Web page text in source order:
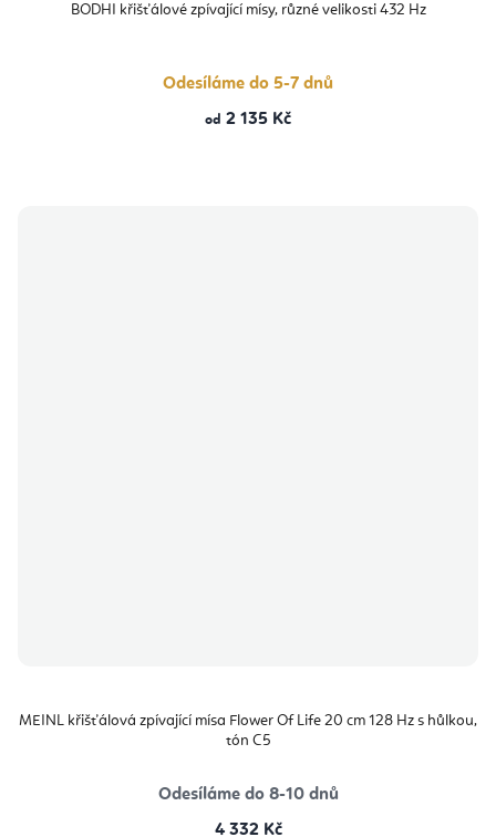
BODHI křišťálové zpívající mísy, různé velikosti 432 Hz
Odesíláme do 5-7 dnů
od 2 135 Kč
MEINL křišťálová zpívající mísa Flower Of Life 20 cm 128 Hz s hůlkou,
tón C5
Odesíláme do 8-10 dnů
4 332 Kč